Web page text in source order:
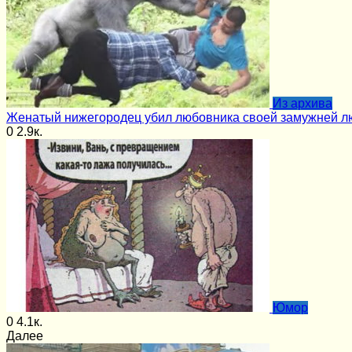
Из архива
Женатый нижегородец убил любовника своей замужней
0 2.9к.
Юмор
0 4.1к.
Далее